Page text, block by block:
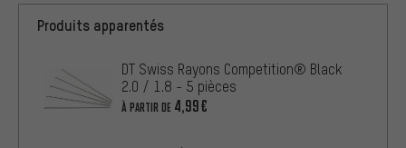
Produits apparentés
DT Swiss Rayons Competition® Black
2.0 / 1.8 - 5 pièces
À PARTIR DE 4,99€